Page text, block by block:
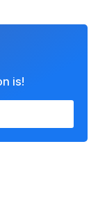
is!